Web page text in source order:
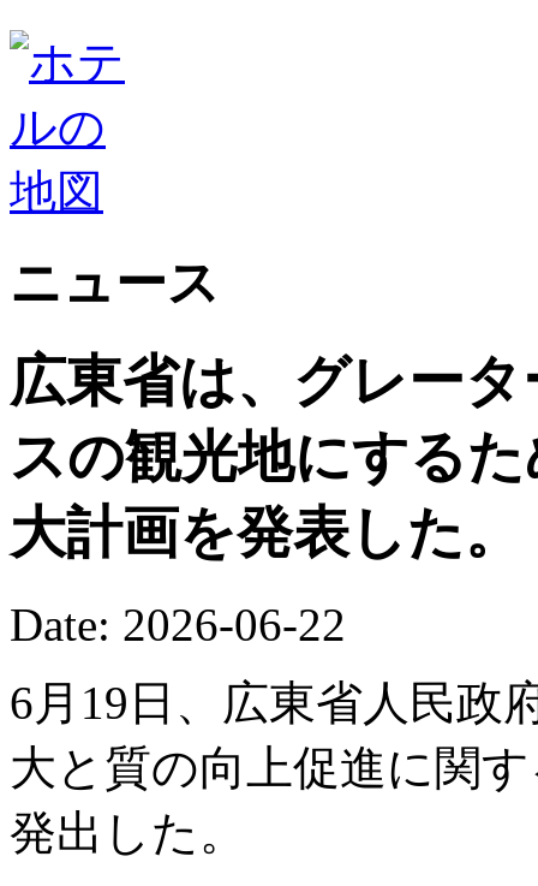
ニュース
広東省は、グレー
スの観光地にする
大計画を発表した。
Date: 2026-06-22
6月19日、広東省人民政
大と質の向上促進に関
発出した。